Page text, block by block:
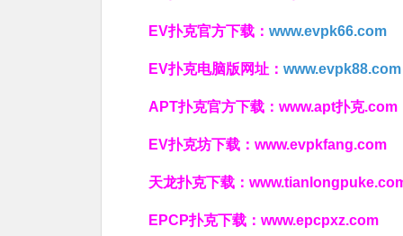
EV扑克官方下载： www.evpk66.com
EV扑克电脑版网址： www.evpk88.com
APT扑克官方下载： www.apt扑克.com
EV扑克坊下载： www.evpkfang.com
天龙扑克下载：
EPCP扑克下载： www.epcpxz.com